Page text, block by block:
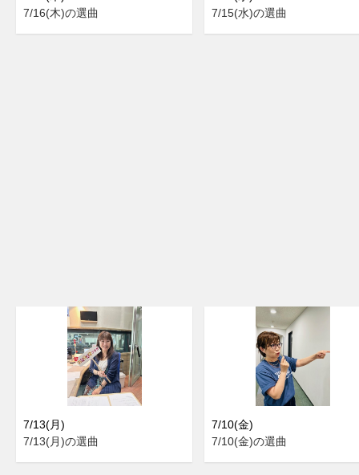
7/16(木)の選曲
7/15(水)の選曲
7/13(月)
7/13(月)の選曲
7/10(金)
7/10(金)の選曲